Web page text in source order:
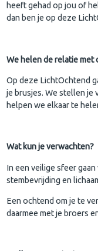
heeft gehad op jou of
dan ben je op deze
We helen de relatie
Op deze LichtOchtend
je brusjes. We stellen je
helpen we elkaar te
Wat kun je verwachten?
In een veilige sfeer
stembevrijding en
Een ochtend om je te
daarmee met je broers